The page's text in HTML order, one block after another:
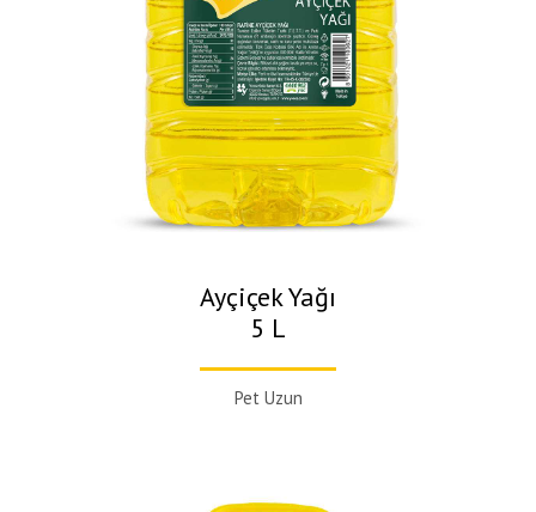
Ayçiçek Yağı
5 L
Pet Uzun